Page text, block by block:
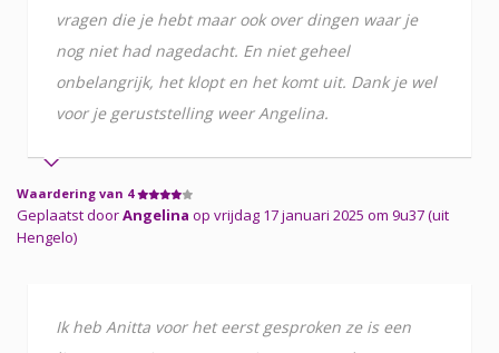
vragen die je hebt maar ook over dingen waar je
nog niet had nagedacht. En niet geheel
onbelangrijk, het klopt en het komt uit. Dank je wel
voor je geruststelling weer Angelina.
Waardering van 4
Geplaatst doorAngelina op vrijdag 17 januari 2025 om 9u37 (uit
Hengelo)
Ik heb Anitta voor het eerst gesproken ze is een